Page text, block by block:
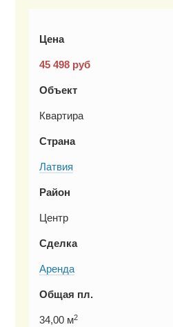
Цена
45 498 руб
Объект
Квартира
Страна
Латвия
Район
Центр
Сделка
Аренда
Общая пл.
34,00 м2